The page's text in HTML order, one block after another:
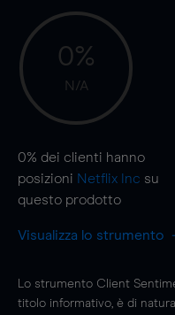
0%
N/A
0% dei clienti hanno
posizioni Netflix Inc su
questo prodotto
Visualizza lo strumento
Lo strumento Client
titolo informativo, è di